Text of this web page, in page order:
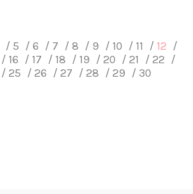
5 6 7 8 9 10 11
12
16 17 18 19 20 21
22
25 26 27 28 29 30